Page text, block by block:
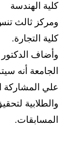
كلية الهندسة
ومركز ثالث
كلية التجارة.
وأضاف
الجامعة أنه
علي المشاركة
والطلابية
المسابقات.